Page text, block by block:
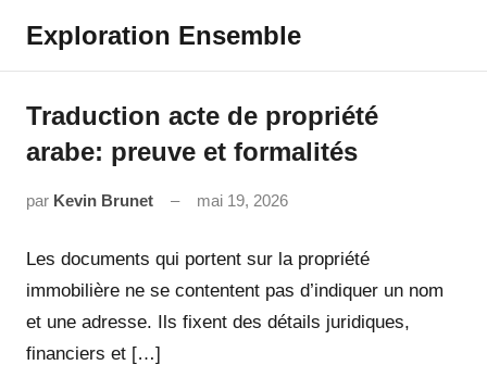
contenu
Exploration Ensemble
Traduction acte de propriété
arabe: preuve et formalités
par Kevin Brunet mai 19, 2026
Les documents qui portent sur la propriété
immobilière ne se contentent pas d’indiquer un nom
et une adresse. Ils fixent des détails juridiques,
financiers et […]